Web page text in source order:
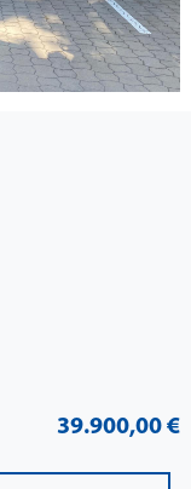
39.900,00 €